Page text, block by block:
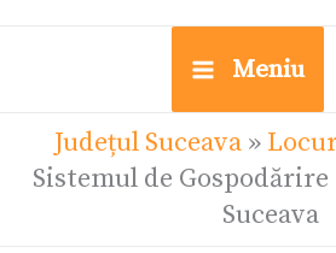
Meniu
Județul Suceava »
Sistemul de Gospodărire
Suceava